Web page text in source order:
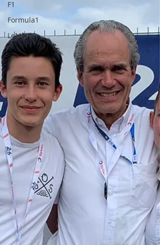
F1
Formula1
LeMans